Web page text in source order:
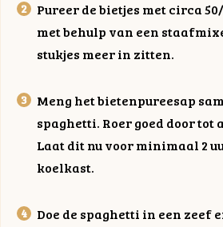
Pureer de bietjes met circa
met behulp van een
stukjes meer in zitten.
Meng het bietenpureesap
spaghetti. Roer goed door tot
Laat dit nu voor minimaal 2
koelkast.
Doe de spaghetti in een zeef